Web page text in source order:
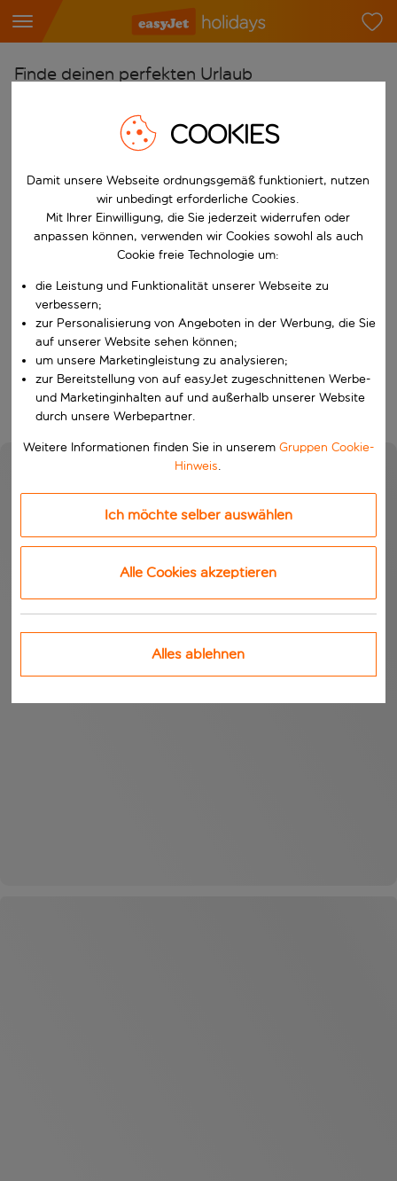
Finde deinen perfekten Urlaub
Flughafen wählen
Beginne mit der Eingabe für die automatische
Reiseziel wählen
Nach
Wähle ein Ab- und Rückflugdatum aus.
Reisezeitraum wählen
Wann
Wer
Suchen
COOKIES
Damit unsere Webseite ordnungsgemäß funktioniert, nutzen
wir unbedingt erforderliche Cookies.
Mit Ihrer Einwilligung, die Sie jederzeit widerrufen oder
anpassen können, verwenden wir Cookies sowohl als auch
Cookie freie Technologie um:
die Leistung und Funktionalität unserer Webseite zu
verbessern;
zur Personalisierung von Angeboten in der Werbung, die Sie
auf unserer Website sehen können;
um unsere Marketingleistung zu analysieren;
zur Bereitstellung von auf easyJet zugeschnittenen Werbe-
und Marketinginhalten auf und außerhalb unserer Website
durch unsere Werbepartner.
Weitere Informationen finden Sie in unserem Gruppen Cookie-
Hinweis.
Ich möchte selber auswählen
Alle Cookies akzeptieren
Alles ablehnen